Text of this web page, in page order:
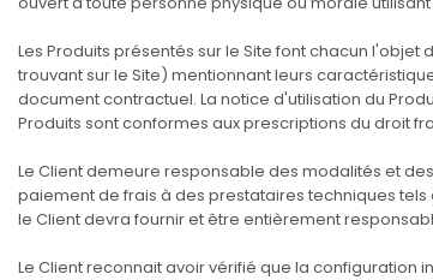
Les Produits présentés sur le Site font chacun
trouvant sur le Site) mentionnant leurs
document contractuel. La notice d'utilisation du
Produits sont conformes aux prescriptions du droit
Le Client demeure responsable des modalités et
paiement de frais à des prestataires techniques tels
le Client devra fournir et être entièrement
Le Client reconnait avoir vérifié que la configuration